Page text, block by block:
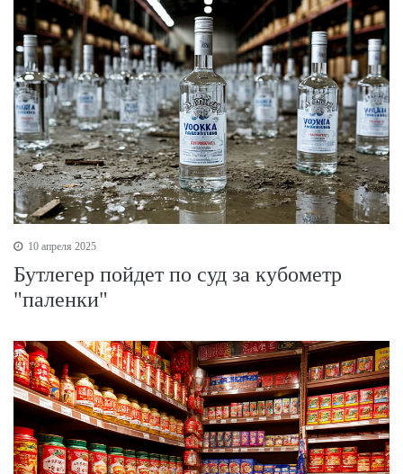
10 апреля 2025
Бутлегер пойдет по суд за кубометр
"паленки"